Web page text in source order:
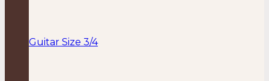
Guitar Size 3/4